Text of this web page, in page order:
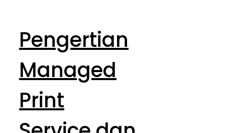
Pengertian
Managed
Print